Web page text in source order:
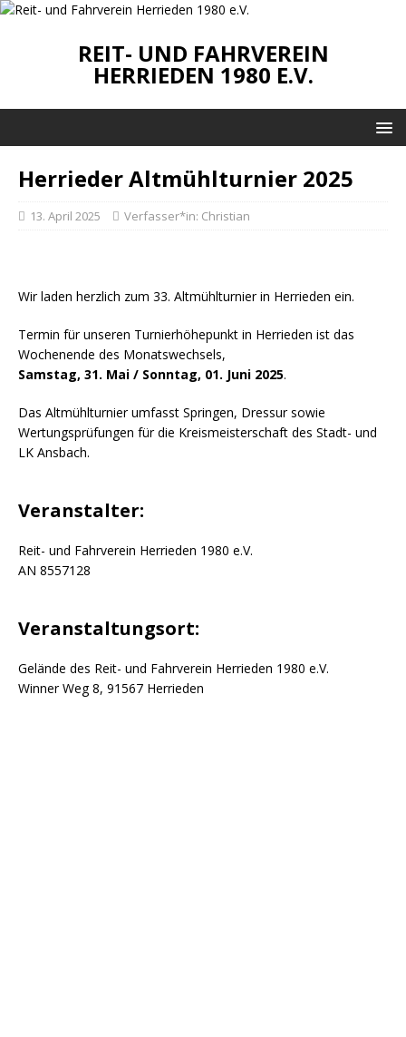
REIT- UND FAHRVEREIN
HERRIEDEN 1980 E.V.
Herrieder Altmühlturnier 2025
13. April 2025 Verfasser*in: Christian
Wir laden herzlich zum 33. Altmühlturnier in Herrieden ein.
Termin für unseren Turnierhöhepunkt in Herrieden ist das
Wochenende des Monatswechsels,
Samstag, 31. Mai / Sonntag, 01. Juni 2025.
Das Altmühlturnier umfasst Springen, Dressur sowie
Wertungsprüfungen für die Kreismeisterschaft des Stadt- und
LK Ansbach.
Veranstalter:
Reit- und Fahrverein Herrieden 1980 e.V.
AN 8557128
Veranstaltungsort:
Gelände des Reit- und Fahrverein Herrieden 1980 e.V.
Winner Weg 8, 91567 Herrieden